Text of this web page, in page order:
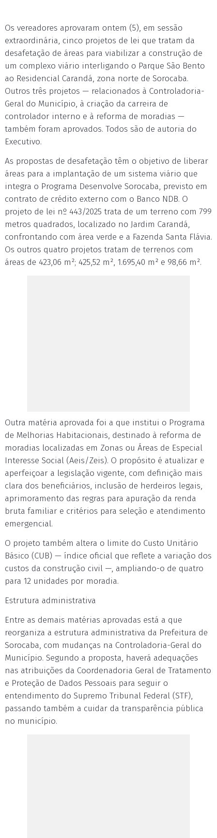
Os vereadores aprovaram ontem (5), em sessão
extraordinária, cinco projetos de lei que tratam da
desafetação de áreas para viabilizar a construção de
um complexo viário interligando o Parque São Bento
ao Residencial Carandá, zona norte de Sorocaba.
Outros três projetos — relacionados à Controladoria-
Geral do Município, à criação da carreira de
controlador interno e à reforma de moradias —
também foram aprovados. Todos são de autoria do
Executivo.
As propostas de desafetação têm o objetivo de liberar
áreas para a implantação de um sistema viário que
integra o Programa Desenvolve Sorocaba, previsto em
contrato de crédito externo com o Banco NDB. O
projeto de lei nº 443/2025 trata de um terreno com 799
metros quadrados, localizado no Jardim Carandá,
confrontando com área verde e a Fazenda Santa Flávia.
Os outros quatro projetos tratam de terrenos com
áreas de 423,06 m²; 425,52 m², 1.695,40 m² e 98,66 m².
Outra matéria aprovada foi a que institui o Programa
de Melhorias Habitacionais, destinado à reforma de
moradias localizadas em Zonas ou Áreas de Especial
Interesse Social (Aeis/Zeis). O propósito é atualizar e
aperfeiçoar a legislação vigente, com definição mais
clara dos beneficiários, inclusão de herdeiros legais,
aprimoramento das regras para apuração da renda
bruta familiar e critérios para seleção e atendimento
emergencial.
O projeto também altera o limite do Custo Unitário
Básico (CUB) — índice oficial que reflete a variação dos
custos da construção civil —, ampliando-o de quatro
para 12 unidades por moradia.
Estrutura administrativa
Entre as demais matérias aprovadas está a que
reorganiza a estrutura administrativa da Prefeitura de
Sorocaba, com mudanças na Controladoria-Geral do
Município. Segundo a proposta, haverá adequações
nas atribuições da Coordenadoria Geral de Tratamento
e Proteção de Dados Pessoais para seguir o
entendimento do Supremo Tribunal Federal (STF),
passando também a cuidar da transparência pública
no município.